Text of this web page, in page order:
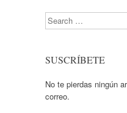
Search
SUSCRÍBETE
No te pierdas ningún
correo.